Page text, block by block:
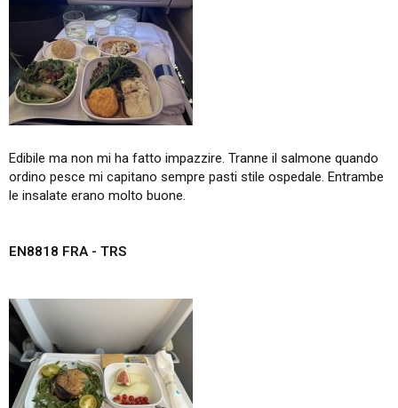
Edibile ma non mi ha fatto impazzire. Tranne il salmone quando
ordino pesce mi capitano sempre pasti stile ospedale. Entrambe
le insalate erano molto buone.
EN8818 FRA - TRS